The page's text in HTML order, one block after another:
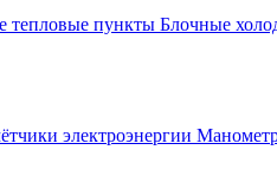
тепловые пункты Блочные
электроэнергии